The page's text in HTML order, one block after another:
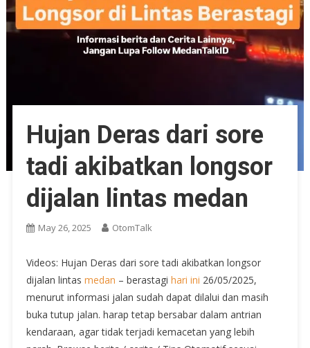
Hujan Deras dari sore
tadi akibatkan longsor
dijalan lintas medan
May 26, 2025 OtomTalk
Videos: Hujan Deras dari sore tadi akibatkan longsor
dijalan lintas medan – berastagi hari ini 26/05/2025,
menurut informasi jalan sudah dapat dilalui dan masih
buka tutup jalan. harap tetap bersabar dalam antrian
kendaraan, agar tidak terjadi kemacetan yang lebih